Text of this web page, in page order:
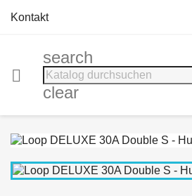
Kontakt

search
clear